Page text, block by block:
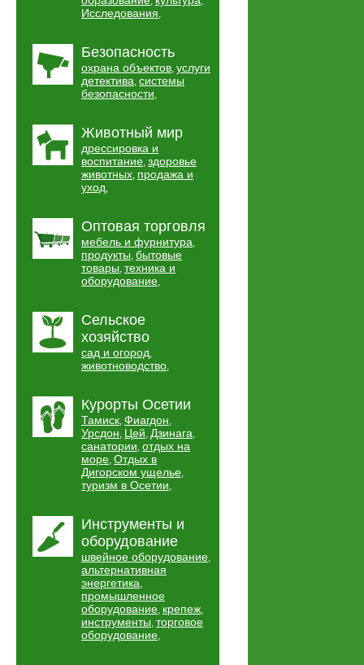
Исследования,
Безопасность
охрана объектов, услуги
детектива, системы
безопасности,
Животный мир
дрессировка и
воспитание, здоровье
животных, продажа и
уход,
Оптовая торговля
мебель и фурнитура,
продукты, бытовые
товары, техника и
оборудование,
Сельское
хозяйство
сад и огород,
животноводство,
Курорты Осетии
Тамиск, Фиагдон,
Урсдон, Цей, Дзинага,
санатории, отдых на
море, Отдых в
Дигорском ущелье,
туризм в Осетии,
Инструменты и
оборудование
швейное оборудование,
альтернативная
энергетика,
промышленное
оборудование, крепеж,
инструменты, торговое
оборудование,